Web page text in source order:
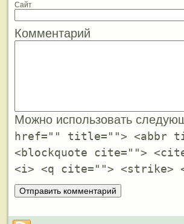
Сайт
Комментарий
Можно использовать
href="" title=""> <abbr
<blockquote cite="">
<i> <q cite=""> <strike>